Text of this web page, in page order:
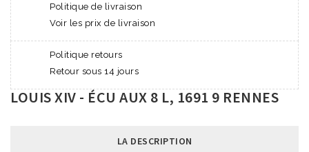
Politique de livraison
Voir les prix de livraison
Politique retours
Retour sous 14 jours
LOUIS XIV - ÉCU AUX 8 L, 1691 9 RENNES
LA DESCRIPTION